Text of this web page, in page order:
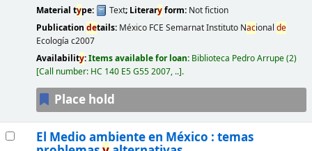
Material type: Text; Literaryform: Not fiction
Publication details: México FCE Semarnat Instituto Nacional de
Ecología c2007
Availability:Items available for loan: Biblioteca Pedro Arrupe(2)
Call number: HC 140 E5 G55 2007, .. .
Place hold
El Medio ambiente en México : temas